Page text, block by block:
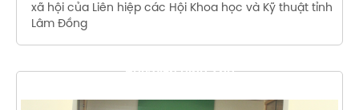
xã hội của Liên hiệp các Hội Khoa học và Kỹ thuật tỉnh
Lâm Đồng
THƯ VIỆN HÌNH ẢNH